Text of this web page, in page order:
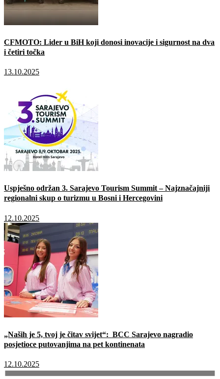
CFMOTO: Lider u BiH koji donosi inovacije i sigurnost na dva
i četiri točka
13.10.2025
Uspješno održan 3. Sarajevo Tourism Summit – Najznačajniji
regionalni skup o turizmu u Bosni i Hercegovini
12.10.2025
„Naših je 5, tvoj je čitav svijet“: BCC Sarajevo nagradio
posjetioce putovanjima na pet kontinenata
12.10.2025